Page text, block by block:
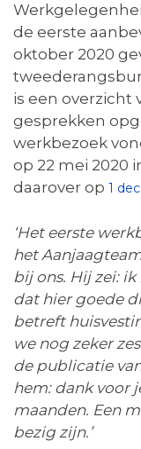
de eerste
oktober 2020
is een overzicht
gesprekken
werkbezoek
op 22 mei 2020
daarover op 1
‘Het eerste
het
bij ons. Hij zei: ik
dat hier goede
betreft
we nog zeker
de publicatie
hem: dank voor
maanden. Een
bezig zijn.’